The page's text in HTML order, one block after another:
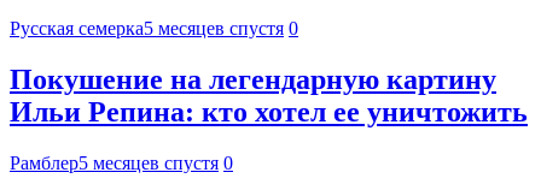
Русская семерка5 месяцев спустя 0
Покушение на легендарную картину
Ильи Репина: кто хотел ее уничтожить
Рамблер5 месяцев спустя 0